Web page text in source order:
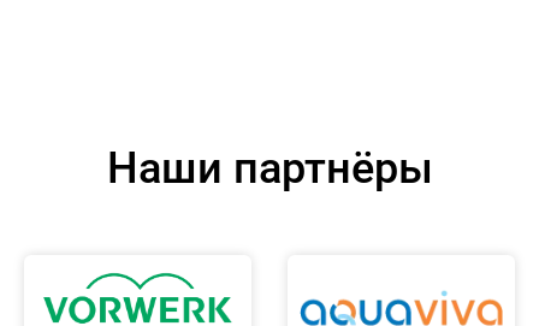
Наши партнёры